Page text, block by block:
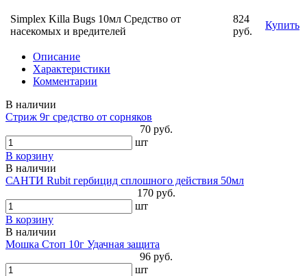
Simplex Killa Bugs 10мл Средство от
насекомых и вредителей
824
руб.
Купить
Описание
Характеристики
Комментарии
В наличии
Стриж 9г средство от сорняков
70 руб.
шт
В корзину
В наличии
САНТИ Rubit гербицид сплошного действия 50мл
170 руб.
шт
В корзину
В наличии
Мошка Стоп 10г Удачная защита
96 руб.
шт